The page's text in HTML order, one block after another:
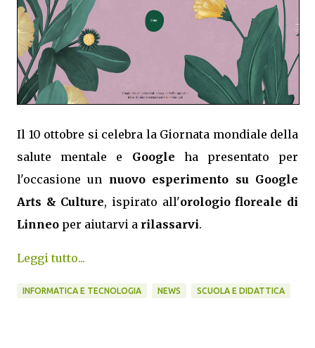
Il 10 ottobre si celebra la Giornata mondiale della
salute mentale e Google ha presentato per
l'occasione un nuovo esperimento su Google
Arts & Culture, ispirato all'orologio floreale di
Linneo per aiutarvi a rilassarvi.
Leggi tutto...
INFORMATICA E TECNOLOGIA NEWS SCUOLA E DIDATTICA